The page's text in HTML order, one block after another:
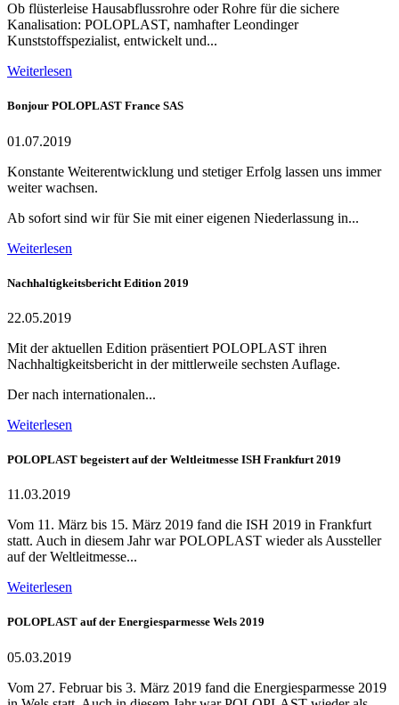
Ob flüsterleise Hausabflussrohre oder Rohre für die sichere
Kanalisation: POLOPLAST, namhafter Leondinger
Kunststoffspezialist, entwickelt und...
Weiterlesen
Bonjour POLOPLAST France SAS
01.07.2019
Konstante Weiterentwicklung und stetiger Erfolg lassen uns immer
weiter wachsen.
Ab sofort sind wir für Sie mit einer eigenen Niederlassung in...
Weiterlesen
Nachhaltigkeitsbericht Edition 2019
22.05.2019
Mit der aktuellen Edition präsentiert POLOPLAST ihren
Nachhaltigkeitsbericht in der mittlerweile sechsten Auflage.
Der nach internationalen...
Weiterlesen
POLOPLAST begeistert auf der Weltleitmesse ISH Frankfurt 2019
11.03.2019
Vom 11. März bis 15. März 2019 fand die ISH 2019 in Frankfurt
statt. Auch in diesem Jahr war POLOPLAST wieder als Aussteller
auf der Weltleitmesse...
Weiterlesen
POLOPLAST auf der Energiesparmesse Wels 2019
05.03.2019
Vom 27. Februar bis 3. März 2019 fand die Energiesparmesse 2019